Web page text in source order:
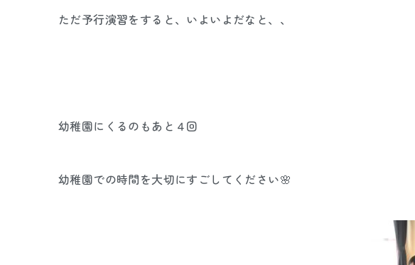
ただ予行演習をすると、いよいよだなと、、
幼稚園にくるのもあと４回
幼稚園での時間を大切にすごしてください🌸